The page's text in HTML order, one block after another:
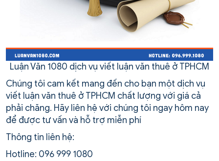
Luận Văn 1080 dịch vụ viết luận văn thuê ở TPHCM
Chúng tôi cam kết mang đến cho bạn một dịch vụ
viết luận văn thuê ở TPHCM chất lượng với giá cả
phải chăng. Hãy liên hệ với chúng tôi ngay hôm nay
để được tư vấn và hỗ trợ miễn phí
Thông tin liên hệ:
Hotline: 096 999 1080